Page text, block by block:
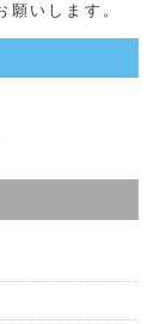
いします。